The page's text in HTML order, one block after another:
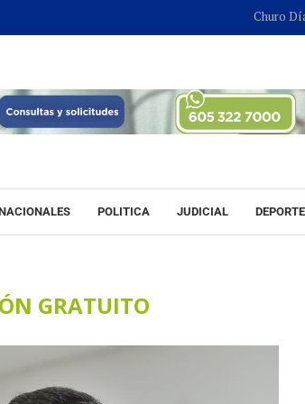
Churo Díaz
POLITICA JUDICIAL
GRATUITO